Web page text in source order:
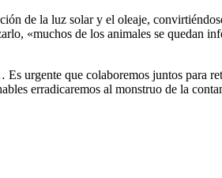
de la luz solar y el oleaje,
«muchos de los animales se quedan
urgente que colaboremos juntos para
erradicaremos al monstruo de la